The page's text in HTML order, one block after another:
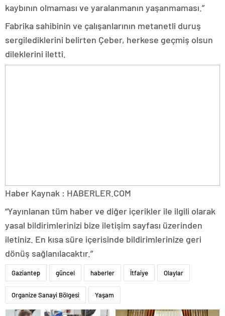
kaybının olmaması ve yaralanmanın yaşanmaması.”
Fabrika sahibinin ve çalışanlarının metanetli duruş
sergilediklerini belirten Çeber, herkese geçmiş olsun
dileklerini iletti.
Haber Kaynak : HABERLER.COM
“Yayınlanan tüm haber ve diğer içerikler ile ilgili olarak
yasal bildirimlerinizi bize iletişim sayfası üzerinden
iletiniz. En kısa süre içerisinde bildirimlerinize geri
dönüş sağlanılacaktır.”
Gaziantep güncel haberler İtfaiye Olaylar
Organize Sanayi Bölgesi Yaşam